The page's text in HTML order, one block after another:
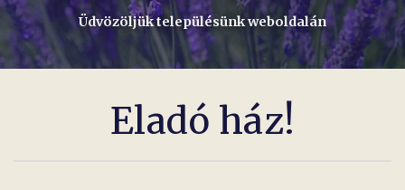
Üdvözöljük településünk weboldalán
Eladó ház!